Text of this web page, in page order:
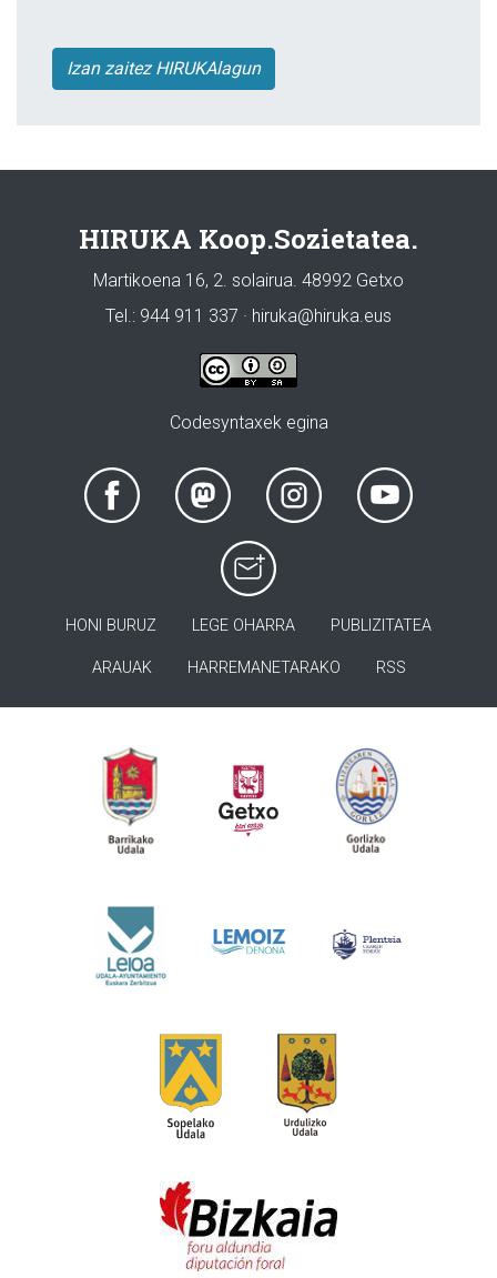
Izan zaitez HIRUKAlagun
HIRUKA Koop.Sozietatea.
Martikoena 16, 2. solairua. 48992 Getxo
Tel.: 944 911 337 · hiruka@hiruka.eus
Codesyntaxek egina
HONI BURUZ LEGE OHARRA PUBLIZITATEA
ARAUAK HARREMANETARAKO RSS